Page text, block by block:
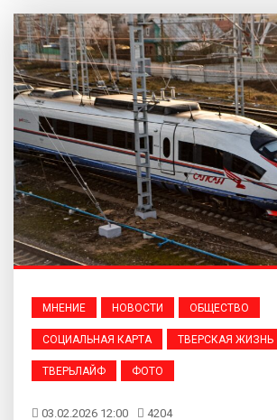
МНЕНИЕ НОВОСТИ ОБЩЕСТВО
СОЦИАЛЬНАЯ КАРТА ТВЕРСКАЯ ЖИЗНЬ
ТВЕРЬЛАЙФ ФОТО
03.02.2026 12:00 4204